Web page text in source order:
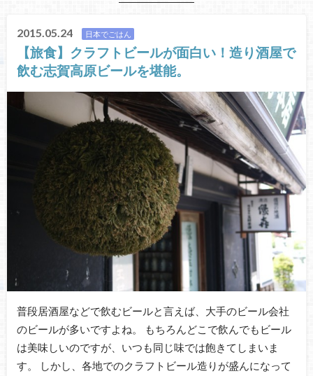
2015.05.24 日本でごはん
【旅食】クラフトビールが面白い！造り酒屋で
飲む志賀高原ビールを堪能。
普段居酒屋などで飲むビールと言えば、大手のビール会社
のビールが多いですよね。 もちろんどこで飲んでもビール
は美味しいのですが、いつも同じ味では飽きてしまいま
す。 しかし、各地でのクラフトビール造りが盛んになって